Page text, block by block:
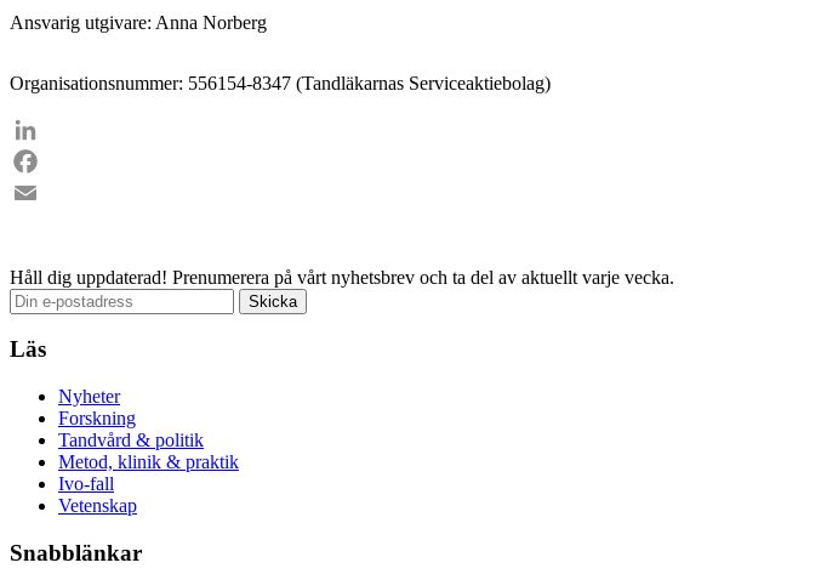
Ansvarig utgivare: Anna Norberg
Organisationsnummer: 556154-8347 (Tandläkarnas Serviceaktiebolag)
LinkedIn
Facebook
Håll dig uppdaterad! Prenumerera på vårt nyhetsbrev och ta del av aktuellt varje vecka.
Läs
Nyheter
Forskning
Tandvård & politik
Metod, klinik & praktik
Ivo-fall
Vetenskap
Snabblänkar